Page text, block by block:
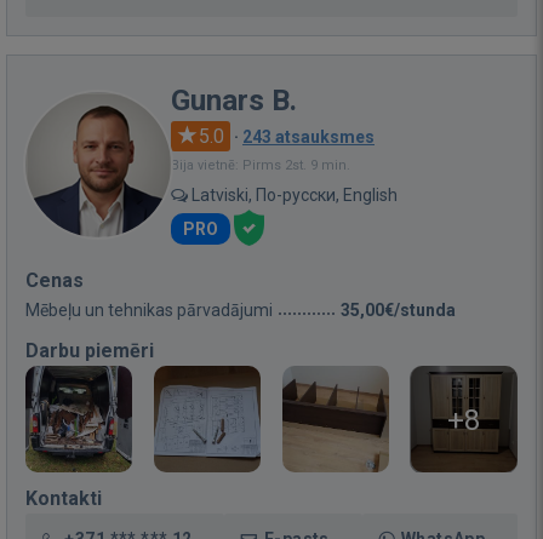
Gunars B.
5.0 · 243 atsauksmes
Bija vietnē: Pirms 2st. 9 min.
Latviski, По-русски, English
PRO
Cenas
Mēbeļu un tehnikas pārvadājumi 35,00€/stunda
Darbu piemēri
+8
Kontakti